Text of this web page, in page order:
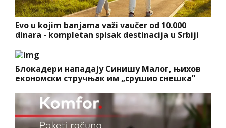
Evo u kojim banjama važi vaučer od 10.000
dinara - kompletan spisak destinacija u Srbiji
Блокадери нападају Синишу Малог, њихов
економски стручњак им „срушио снешка”